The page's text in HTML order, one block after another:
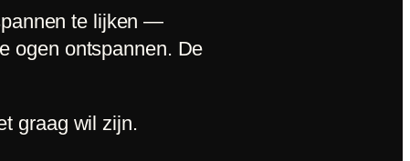
te lijken —
ogen ontspannen. De
graag wil zijn.